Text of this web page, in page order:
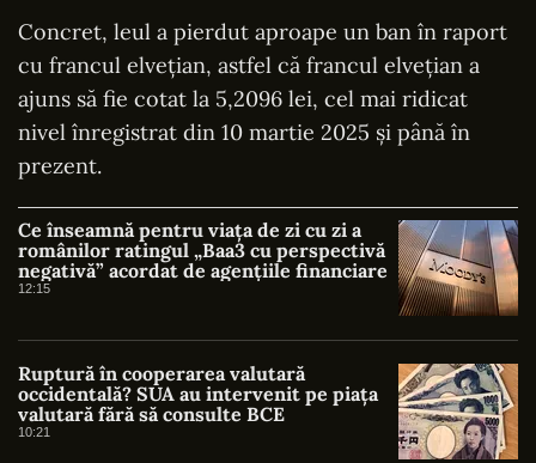
Concret, leul a pierdut aproape un ban în raport
cu francul elveţian, astfel că francul elveţian a
ajuns să fie cotat la 5,2096 lei, cel mai ridicat
nivel înregistrat din 10 martie 2025 şi până în
prezent.
Ce înseamnă pentru viața de zi cu zi a
românilor ratingul „Baa3 cu perspectivă
negativă” acordat de agențiile financiare
12:15
Ruptură în cooperarea valutară
occidentală? SUA au intervenit pe piața
valutară fără să consulte BCE
10:21